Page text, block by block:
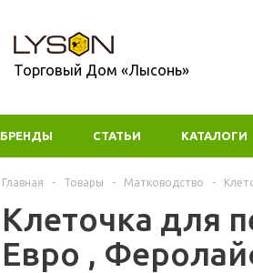
Торговый Дом «Лысонь»
УЦЕНКА
БРЕНДЫ СТАТЬИ КАТАЛОГИ
Главная - Товары - Матководство -
Клеточка для
Евро ,